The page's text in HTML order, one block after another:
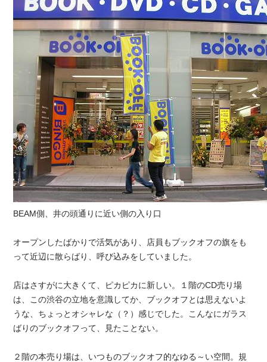
BEAM側、井の頭通りに近い側の入り口
オープンしたばかりで活気があり、店員もブックオフの旗をも
って近辺に散らばり、呼び込みをしていました。
店はさすがに大きくて、ピカピカに新しい。１階のCD売り場
は、この渋谷の立地を意識してか、ブックオフとは思えないよ
うな、ちょっとオシャレな（？）感じでした。こんなにガラス
ばりのブックオフって、見たことない。
２階の本売り場は、いつものブックオフ的なゆる～い空間。規